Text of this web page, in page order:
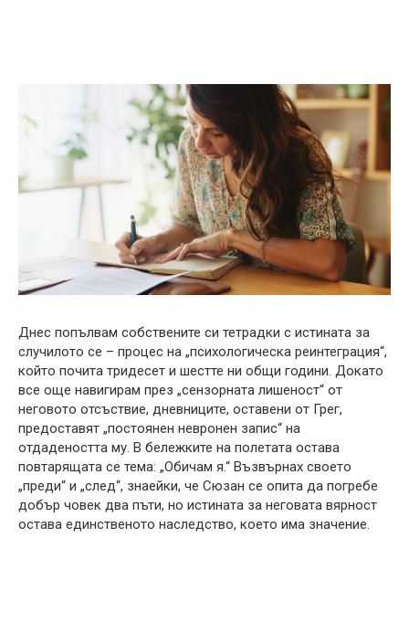
Днес попълвам собствените си тетрадки с истината за
случилото се – процес на „психологическа реинтеграция“,
който почита тридесет и шестте ни общи години. Докато
все още навигирам през „сензорната лишеност“ от
неговото отсъствие, дневниците, оставени от Грег,
предоставят „постоянен невронен запис“ на
отдадеността му. В бележките на полетата остава
повтарящата се тема: „Обичам я.“ Възвърнах своето
„преди“ и „след“, знаейки, че Сюзан се опита да погребе
добър човек два пъти, но истината за неговата вярност
остава единственото наследство, което има значение.